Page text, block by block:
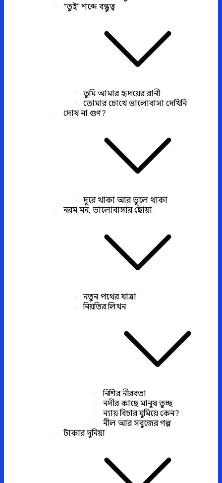
“তুই” শব্দে বন্ধুত্ব
তুমি আমার হৃদয়ের রানী
তোমার চোখে ভালোবাসা দেখিনি
দোষ না গুণ?
দূরে থাকা আর ভুলে থাকা
নরম মন, ভালোবাসার ছোঁয়া
নতুন পথের যাত্রা
নিয়তির লিখন
নিশির নীরবতা
নদীর কাছে মানুষ তুচ্ছ
ন্যায় বিচার ঘুমিয়ে কেন?
নীল আর সবুজের গল্প
টাকার দুনিয়া